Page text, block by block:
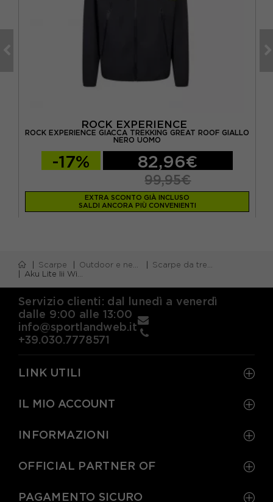
ROCK EXPERIENCE
ROCK EXPERIENCE GIACCA TREKKING GREAT ROOF GIALLO
NERO UOMO
-17% 82,96€
99,95€
EXTRA SCONTO GIÀ INCLUSO
SALDI ANCORA PIÙ CONVENIENTI
Scarpe Outdoor e neve
Scarpe da trekking
Aku Lite Iii Wide GORE-TEX Nero Arancio - Pedule Trekking Uomo
Servizio clienti: dal lunedì a venerdì
dalle 9:00 alle 13:00
info@sportlandweb.it
+39.030.7778571
LINK UTILI
IL MIO ACCOUNT
INFORMAZIONI
OFFICIAL PARTNER OF
PAGAMENTO SICURO